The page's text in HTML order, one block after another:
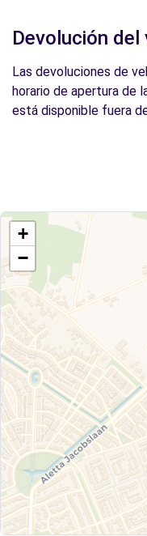
Devolución del
Las devoluciones de
horario de apertura de
está disponible fuera
+
−